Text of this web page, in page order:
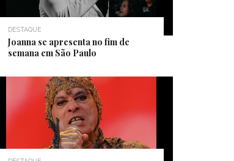
DESTAQUE
Joanna se apresenta no fim de
semana em São Paulo